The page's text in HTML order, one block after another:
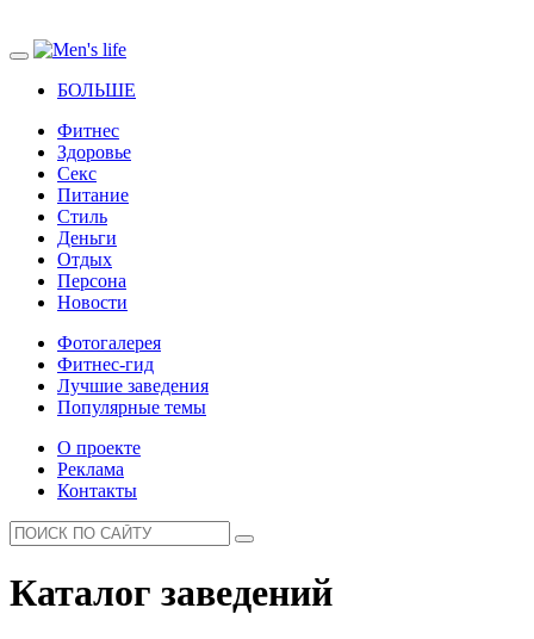
БОЛЬШЕ
Фитнес
Здоровье
Секс
Питание
Стиль
Деньги
Отдых
Персона
Новости
Фотогалерея
Фитнес-гид
Лучшие заведения
Популярные темы
О проекте
Реклама
Контакты
Каталог заведений